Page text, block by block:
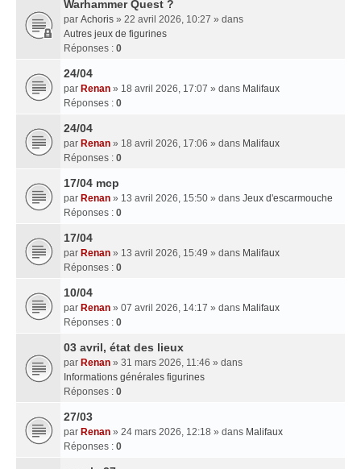
Warhammer Quest ?
par Achoris » 22 avril 2026, 10:27 » dans
Autres jeux de figurines
Réponses : 0
24/04
par Renan » 18 avril 2026, 17:07 » dans Malifaux
Réponses : 0
24/04
par Renan » 18 avril 2026, 17:06 » dans Malifaux
Réponses : 0
17/04 mcp
par Renan » 13 avril 2026, 15:50 » dans Jeux d'escarmouche
Réponses : 0
17/04
par Renan » 13 avril 2026, 15:49 » dans Malifaux
Réponses : 0
10/04
par Renan » 07 avril 2026, 14:17 » dans Malifaux
Réponses : 0
03 avril, état des lieux
par Renan » 31 mars 2026, 11:46 » dans
Informations générales figurines
Réponses : 0
27/03
par Renan » 24 mars 2026, 12:18 » dans Malifaux
Réponses : 0